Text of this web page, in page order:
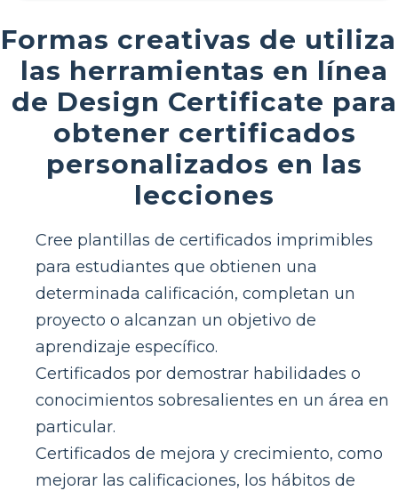
Formas creativas de
las herramientas en línea
de Design Certificate para
obtener certificados
personalizados en las
lecciones
Cree plantillas de certificados imprimibles
para estudiantes que obtienen una
determinada calificación, completan un
proyecto o alcanzan un objetivo de
aprendizaje específico.
Certificados por demostrar habilidades o
conocimientos sobresalientes en un área en
particular.
Certificados de mejora y crecimiento, como
mejorar las calificaciones, los hábitos de